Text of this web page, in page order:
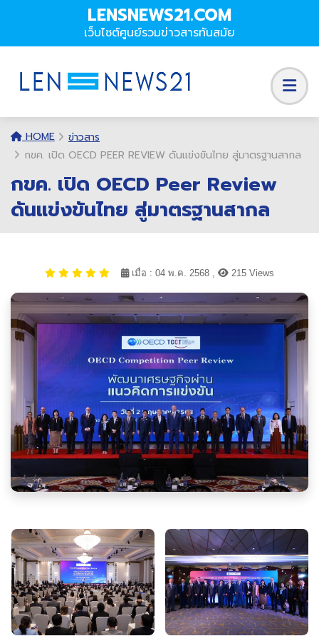
LENSNEWS21.COM
เว็บไซต์ศูนย์รวมข่าวสารทันสมัย
HOME
ข่าวสาร
กขค. เปิด OECD PEER REVIEW ดันแข่งขันไทย สู่มาตรฐานสากล
กขค. เปิด OECD Peer Review
ดันแข่งขันไทย สู่มาตรฐานสากล
เมื่อ : 04 พ.ค. 2568 , 215 Views